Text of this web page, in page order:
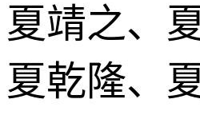
夏靖之、
夏乾隆、